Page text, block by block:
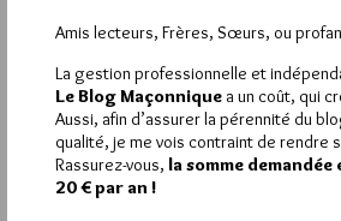
Loin d’être une initiative « pirate »…
!!-)))
FABRICE
1 SEPTEMBRE 2013 À 15H38 /
Amis lecteurs, Frères, Sœurs, ou
La gestion professionnelle et
Le Blog Maçonnique a un coût, qui
Aussi, afin d’assurer la pérennité du
qualité, je me vois contraint de rendre
Rassurez-vous, la somme
20 € par an !